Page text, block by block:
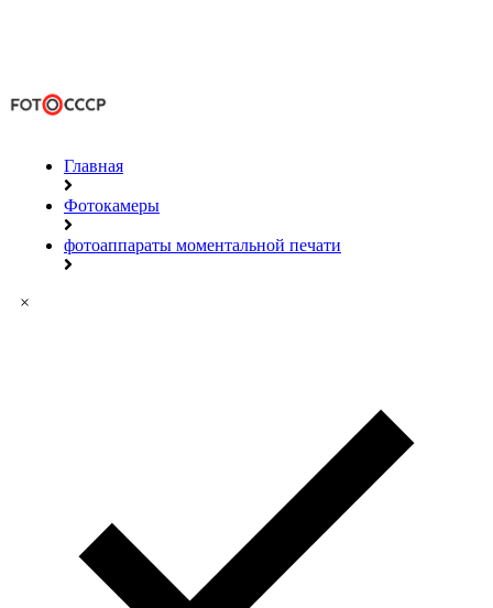
Главная
Фотокамеры
фотоаппараты моментальной печати
×